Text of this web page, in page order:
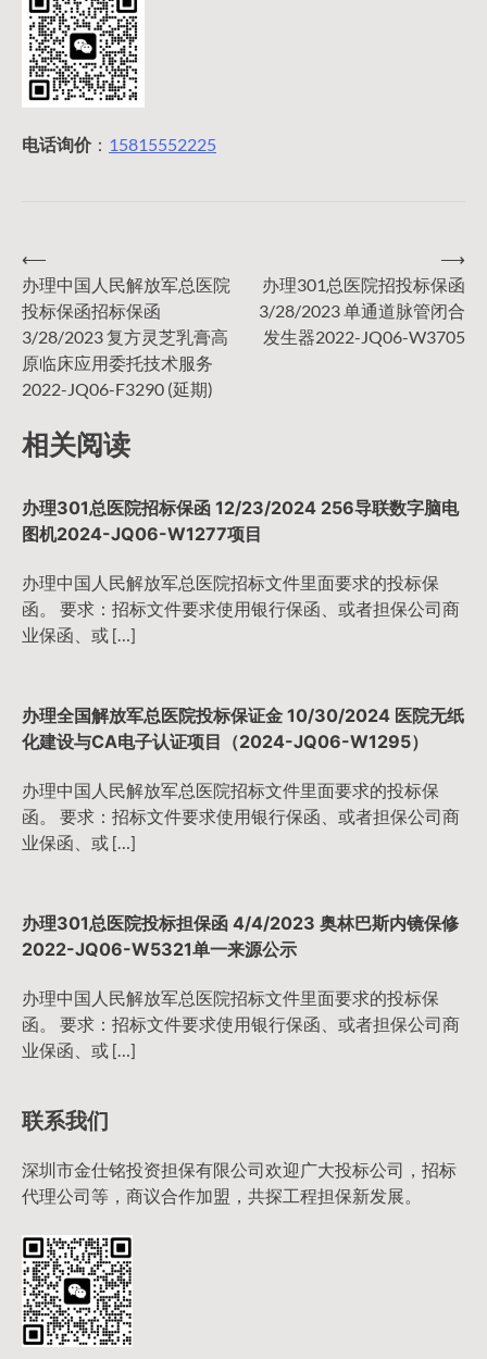
电话询价： 15815552225
文
章
导
航
⟵
办理中国人民解放军总医院
投标保函招标保函
3/28/2023 复方灵芝乳膏高
原临床应用委托技术服务
2022-JQ06-F3290 (延期)
办理301总医院招投标保函
3/28/2023 单通道脉管闭合
发生器2022-JQ06-W3705
⟶
相关阅读
办理301总医院招标保函 12/23/2024 256导联数字脑电
图机2024-JQ06-W1277项目
办理中国人民解放军总医院招标文件里面要求的投标保
函。 要求：招标文件要求使用银行保函、或者担保公司商
业保函、或 […]
办理全国解放军总医院投标保证金 10/30/2024 医院无纸
化建设与CA电子认证项目（2024-JQ06-W1295）
办理中国人民解放军总医院招标文件里面要求的投标保
函。 要求：招标文件要求使用银行保函、或者担保公司商
业保函、或 […]
办理301总医院投标担保函 4/4/2023 奥林巴斯内镜保修
2022-JQ06-W5321单一来源公示
办理中国人民解放军总医院招标文件里面要求的投标保
函。 要求：招标文件要求使用银行保函、或者担保公司商
业保函、或 […]
联系我们
深圳市金仕铭投资担保有限公司欢迎广大投标公司，招标
代理公司等，商议合作加盟，共探工程担保新发展。